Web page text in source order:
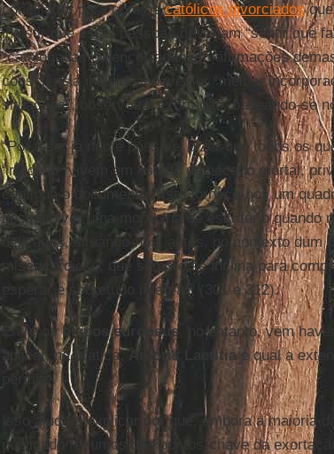
conciliador para com oscatólicos divorciadosque
insistir que estas pessoas deveriam “sentir que
“catalogadas ou encerradas em afirmações
consciência individual deve ser “melhor
situações”, observou a exortação, baseando-se
“Por isso, já não é possível dizer que todos os
‘irregular’ vivem em estado de pecado mortal,
continua o documento. “Isto fornece-nos um
desenvolver uma moral fria de escritório quando
delicados, situando-nos, antes, no contexto dum
misericordioso, que sempre se inclina para
esperar e sobretudo integrar” (301 e 312).
Entre osbispos europeus, no entanto, vem
aplicar, na prática,Amoris Laetitiae qual a
permite.
Isso ajuda a explicar por que, embora a maioria
publicado resumos dos pontos-chave da